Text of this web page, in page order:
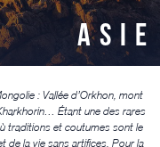
ASIE
: Vallée d’Orkhon, mont
Étant une des rares
traditions et coutumes sont le
de la vie sans artifices. Pour la